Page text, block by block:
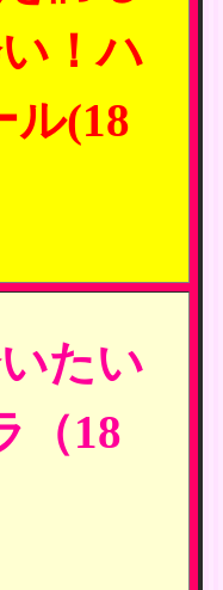
！ハ
ル(18
たい
（18